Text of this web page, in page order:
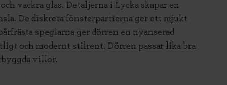
vackra glas. Detaljerna i Lycka skapar en
De diskreta fönsterpartierna ger ett mjukt
speglarna ger dörren en nyanserad
och modernt stilrent. Dörren passar lika bra
villor.